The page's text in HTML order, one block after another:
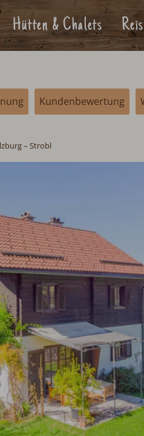
Hütten & Chalets
Kundenbewertung
– Strobl